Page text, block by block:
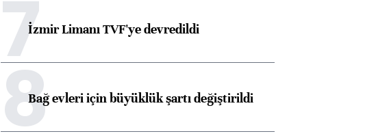
7İzmir Limanı TVF'ye devredildi
8Bağ evleri için büyüklük şartı değiştirildi